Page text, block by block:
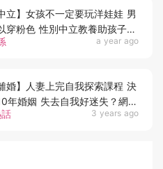
a year ago
立】女孩不一定要玩洋娃娃 男
穿粉色 性別中立教養助孩子活
優勢
3 years ago
婚】人妻上完自我探索課程 決
年婚姻 失去自我好迷失？網友
可憐